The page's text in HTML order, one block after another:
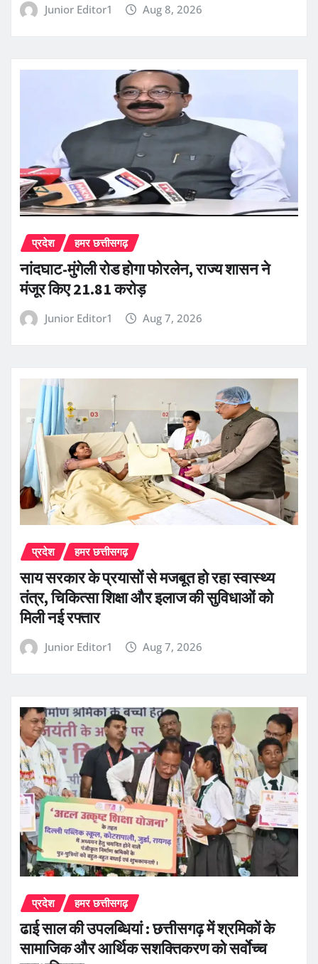
Junior Editor1 Aug 8, 2026
प्रदेश हमर छत्तीसगढ़
नांदघाट-मुंगेली रोड होगा फोरलेन, राज्य शासन ने
मंजूर किए 21.81 करोड़
Junior Editor1 Aug 7, 2026
प्रदेश हमर छत्तीसगढ़
साय सरकार के प्रयासों से मजबूत हो रहा स्वास्थ्य
तंत्र, चिकित्सा शिक्षा और इलाज की सुविधाओं को
मिली नई रफ्तार
Junior Editor1 Aug 7, 2026
प्रदेश हमर छत्तीसगढ़
ढाई साल की उपलब्धियां : छत्तीसगढ़ में श्रमिकों के
सामाजिक और आर्थिक सशक्तिकरण को सर्वाेच्च